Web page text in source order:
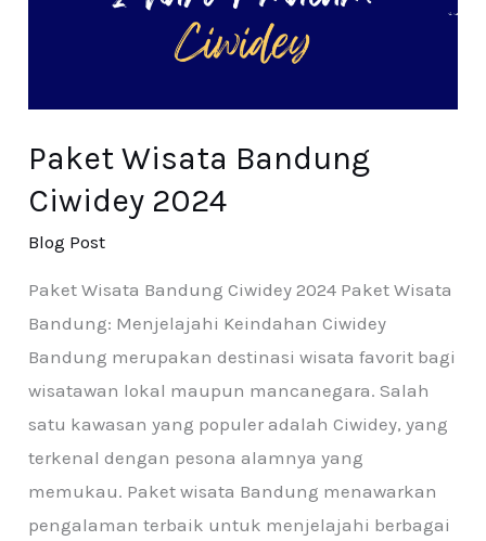
Paket Wisata Bandung
Ciwidey 2024
Blog Post
Paket Wisata Bandung Ciwidey 2024 Paket Wisata
Bandung: Menjelajahi Keindahan Ciwidey
Bandung merupakan destinasi wisata favorit bagi
wisatawan lokal maupun mancanegara. Salah
satu kawasan yang populer adalah Ciwidey, yang
terkenal dengan pesona alamnya yang
memukau. Paket wisata Bandung menawarkan
pengalaman terbaik untuk menjelajahi berbagai